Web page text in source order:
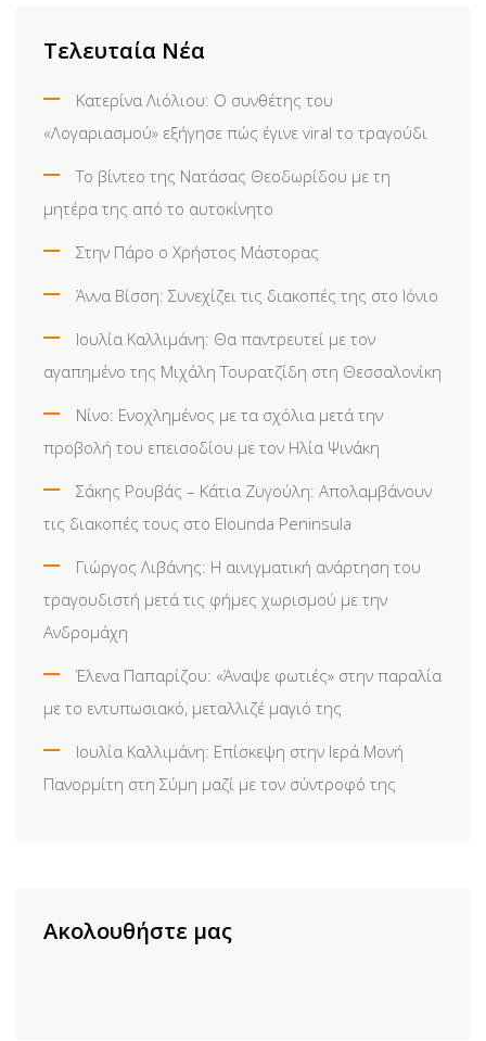
Τελευταία Νέα
Κατερίνα Λιόλιου: Ο συνθέτης του
«Λογαριασμού» εξήγησε πώς έγινε viral το τραγούδι
Το βίντεο της Νατάσας Θεοδωρίδου με τη
μητέρα της από το αυτοκίνητο
Στην Πάρο ο Χρήστος Μάστορας
Άννα Βίσση: Συνεχίζει τις διακοπές της στο Ιόνιο
Ιουλία Καλλιμάνη: Θα παντρευτεί με τον
αγαπημένο της Μιχάλη Τουρατζίδη στη Θεσσαλονίκη
Νίνο: Ενοχλημένος με τα σχόλια μετά την
προβολή του επεισοδίου με τον Ηλία Ψινάκη
Σάκης Ρουβάς – Κάτια Ζυγούλη: Απολαμβάνουν
τις διακοπές τους στο Elounda Peninsula
Γιώργος Λιβάνης: Η αινιγματική ανάρτηση του
τραγουδιστή μετά τις φήμες χωρισμού με την
Ανδρομάχη
Έλενα Παπαρίζου: «Άναψε φωτιές» στην παραλία
με το εντυπωσιακό, μεταλλιζέ μαγιό της
Ιουλία Καλλιμάνη: Επίσκεψη στην Ιερά Μονή
Πανορμίτη στη Σύμη μαζί με τον σύντροφό της
Ακολουθήστε μας